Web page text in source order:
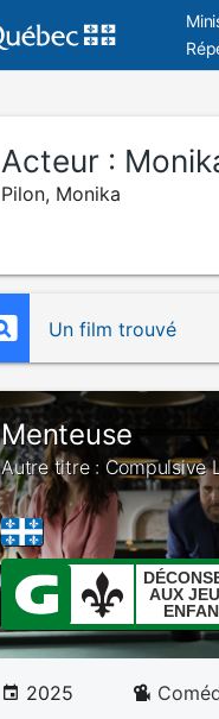
Acteur :
Pilon, Monika
Un film trouvé
Menteuse
Autre titre : Compulsive
AUX
2025